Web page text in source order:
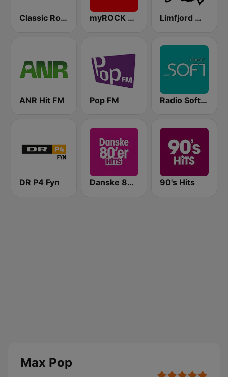
Classic Rock myROCK Legends of Rock Limfjord Mix
ANR Hit FM Pop FM Radio Soft Classic
DR P4 Fyn Danske 80'er Hits 90's Hits
Max Pop